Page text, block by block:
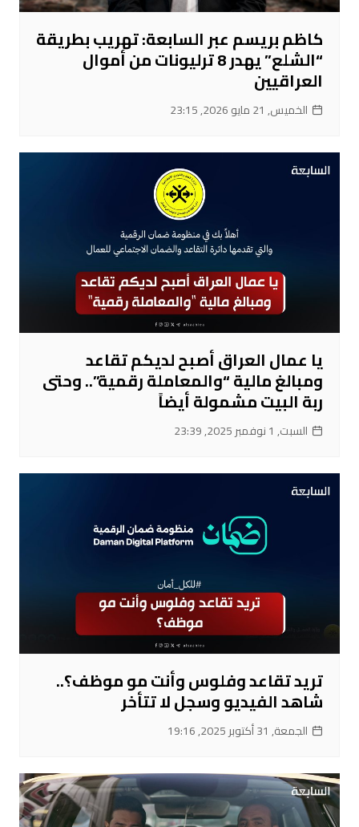
كاظم بريسم عبر السابعة: تهريب بطريقة
“الشلع” يهدر 8 ترليونات من أموال
العراقيين
الخميس, 21 مايو 2026, 23:15
يا عمال العراق أصبح لديكم تقاعد
ومبالغ مالية “والمعاملة رقمية”.. وحتى
ربة البيت مشمولة أيضاً
السبت, 1 نوفمبر 2025, 23:39
تريد تقاعد وفلوس وأنت مو موظف؟..
شاهد الفيديو وسجل لا تتأخر
الجمعة, 31 أكتوبر 2025, 19:16